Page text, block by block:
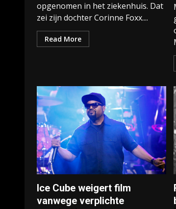
opgenomen in het ziekenhuis. Dat
zei zijn dochter Corinne Foxx....
Read More
Ice Cube weigert film
vanwege verplichte